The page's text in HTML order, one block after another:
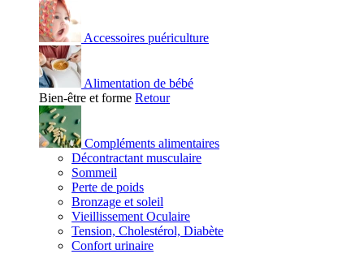
Accessoires puériculture
Alimentation de bébé
Bien-être et forme Retour
Compléments alimentaires
Décontractant musculaire
Sommeil
Perte de poids
Bronzage et soleil
Vieillissement Oculaire
Tension, Cholestérol, Diabète
Confort urinaire